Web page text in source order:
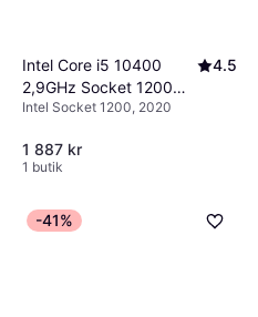
Intel Core i5 10400
2,9GHz Socket 1200
Tray
4.5
Intel Socket 1200, 2020
1 887 kr
1 butik
-41%